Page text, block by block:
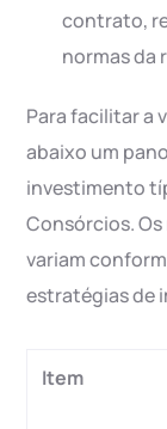
contrato,
normas da
Para facilitar a
abaixo um
investimento
Consórcios.
variam
estratégias de
Item